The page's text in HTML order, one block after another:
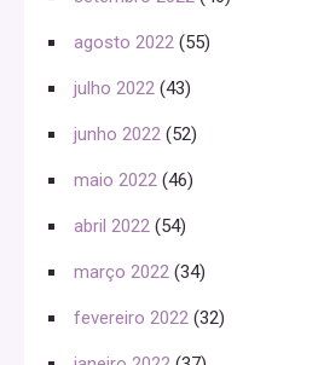
agosto 2022 (55)
julho 2022 (43)
junho 2022 (52)
maio 2022 (46)
abril 2022 (54)
março 2022 (34)
fevereiro 2022 (32)